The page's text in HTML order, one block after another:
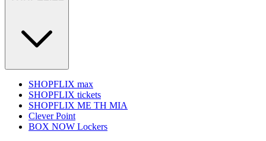
SHOPFLIX max
SHOPFLIX tickets
SHOPFLIX ΜΕ ΤΗ ΜΙΑ
Clever Point
BOX NOW Lockers